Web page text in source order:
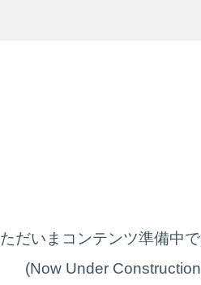
ただいまコンテンツ準備中で
(Now Under